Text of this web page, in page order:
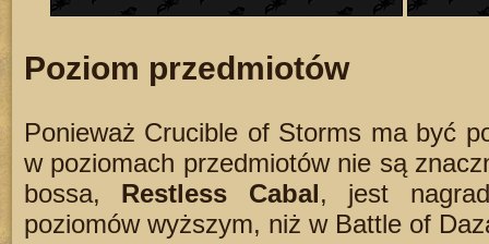
Poziom przedmiotów
Ponieważ Crucible of Storms ma być
w poziomach przedmiotów nie są
bossa, Restless Cabal, jest
poziomów wyższym, niż w Battle of